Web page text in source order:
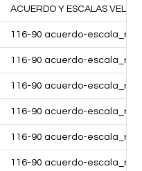
ACUERDO Y ESCALAS
116-90 acuerdo-
116-90 acuerdo-
116-90 acuerdo-
116-90 acuerdo-
116-90 acuerdo-
116-90 acuerdo-